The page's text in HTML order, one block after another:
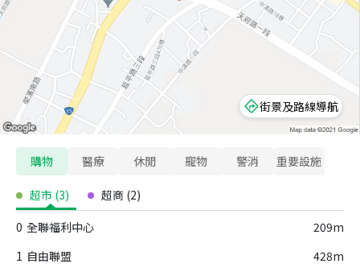
街景及路線導航
購物 醫療 休閒 寵物 警消 重要設施
超市 (3) 超商 (2)
0 全聯福利中心
209m
1 自由聯盟
428m